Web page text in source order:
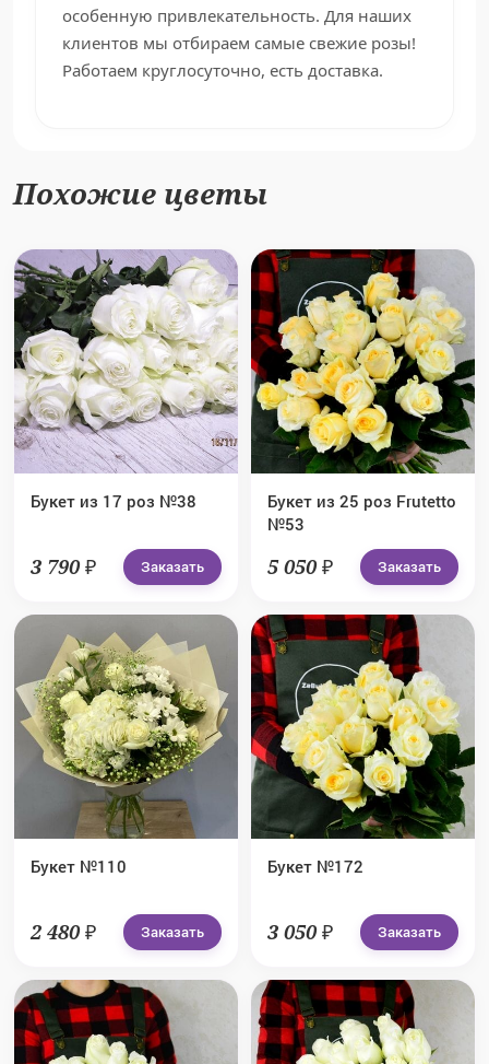
особенную привлекательность. Для наших
клиентов мы отбираем самые свежие розы!
Работаем круглосуточно, есть доставка.
Похожие цветы
Букет из 17 роз №38
3 790 ₽ Заказать
Букет из 25 роз Frutetto
№53
5 050 ₽ Заказать
Букет №110
2 480 ₽ Заказать
Букет №172
3 050 ₽ Заказать